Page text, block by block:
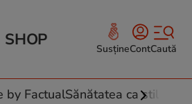
SHOP SusțineContCaută
by FactualSănătatea ca stil de